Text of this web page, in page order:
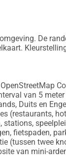
De
van 5 meter
Duits en
(restaurants,
stations,
fietspaden,
(tussen twee
van mini-